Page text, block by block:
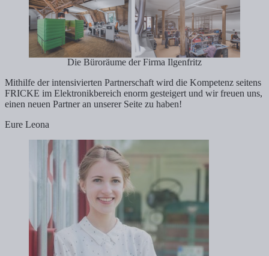
Die Büroräume der Firma Ilgenfritz
Mithilfe der intensivierten Partnerschaft wird die Kompetenz seitens
FRICKE im Elektronikbereich enorm gesteigert und wir freuen uns,
einen neuen Partner an unserer Seite zu haben!
Eure Leona